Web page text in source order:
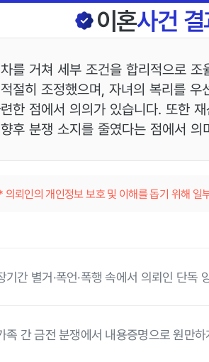
이혼사건
를 거쳐 세부 조건을 합리적으로
절히 조정했으며, 자녀의 복리를
한 점에서 의의가 있습니다. 또한
후 분쟁 소지를 줄였다는 점에서 의
의뢰인의 개인정보 보호 및 이해를 돕기 위해 일
기간 별거·폭언·폭행 속에서 의뢰인 단독
족 간 금전 분쟁에서 내용증명으로 원만